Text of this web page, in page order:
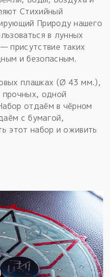
Стихийный
Природу нашего
в лунных
присутствие таких
и безопасным.
плашках (Ø 43 мм.),
прочных, одной
отдаём в чёрном
с бумагой,
этот набор и оживить